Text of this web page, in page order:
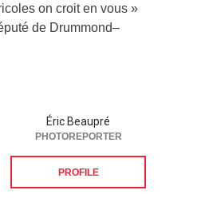
on croit en vous »
de Drummond–
Éric Beaupré
PHOTOREPORTER
PROFILE